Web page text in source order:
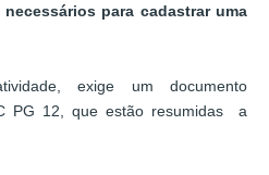
para cadastrar uma
exige um documento
PG 12, que estão resumidas a